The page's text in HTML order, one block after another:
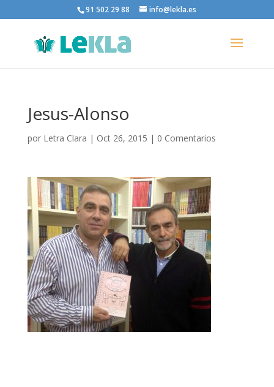
91 502 29 88 info@lekla.es
Jesus-Alonso
por Letra Clara | Oct 26, 2015 | 0 Comentarios